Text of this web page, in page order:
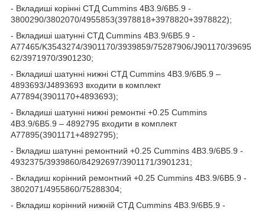
- Вкладиші корінні СТД Cummins 4B3.9/6B5.9 -
3800290/3802070/4955853(3978818+3978820+3978822);
- Вкладиші шатунні СТД Cummins 4B3.9/6B5.9 -
A77465/K3543274/3901170/3939859/75287906/J901170/39695
62/3971970/3901230;
- Вкладиші шатунні нижні СТД Cummins 4B3.9/6B5.9 –
4893693/J4893693 входити в комплект
A77894(3901170+4893693);
- Вкладиші шатунні нижні ремонтні +0.25 Cummins
4B3.9/6B5.9 – 4892795 входити в комплект
A77895(3901171+4892795);
- Вкладиш шатунні ремонтний +0.25 Cummins 4B3.9/6B5.9 -
4932375/3939860/84292697/3901171/3901231;
- Вкладиш корінний ремонтний +0.25 Cummins 4B3.9/6B5.9 -
3802071/4955860/75288304;
- Вкладиш корінний нижній СТД Cummins 4B3.9/6B5.9 -